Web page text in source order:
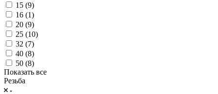
15 (9)
16 (1)
20 (9)
25 (10)
32 (7)
40 (8)
50 (8)
Показать все
Резьба